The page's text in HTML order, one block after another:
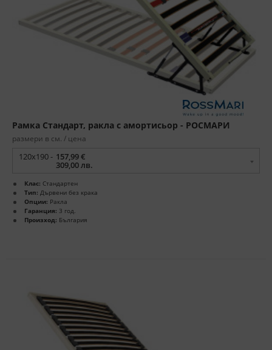
Рамка Стандарт, ракла с амортисьор - РОСМАРИ
размери в см. / цена
120x190 - 157,99 €
309,00 лв.
Клас: Стандартен
Тип: Дървени без крака
Опции: Ракла
Гаранция: 3 год.
Произход: България